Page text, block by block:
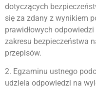
dotyczących
się za zdany z wynikiem
prawidłowych
zakresu bezpieczeństwa
przepisów.
2. Egzaminu ustnego
udziela odpowiedzi na